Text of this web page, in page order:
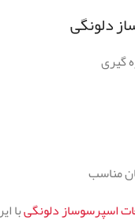
دلونگی
گیری
مناسب
اسپرسوساز دلونگیبا